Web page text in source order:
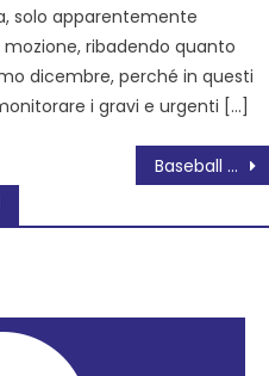
solo apparentemente
ribadendo quanto
dicembre, perché in questi
i gravi e urgenti […]
Baseball Night a Rovigo: una serata tra sport, passione e divertimento